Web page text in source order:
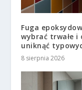
Fuga
wybrać trwałe
uniknąć
8 sierpnia 2026